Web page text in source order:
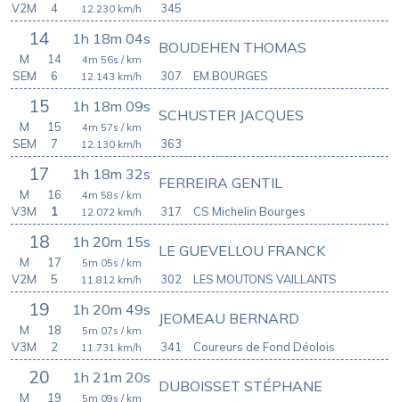
345
12.230 km/h
V2M
4
14 1h 18m 04s
307
BOUDEHEN THOMAS
4m 56s / km
12.143 km/h
M
14
SEM
6 EM.BOURGES
15 1h 18m 09s
363
SCHUSTER JACQUES
4m 57s / km
12.130 km/h
M
15
SEM
7
17 1h 18m 32s
317
FERREIRA GENTIL
4m 58s / km
12.072 km/h
M
16
V3M
1 CS Michelin Bourges
18 1h 20m 15s
302
LE GUEVELLOU FRANCK
5m 05s / km
11.812 km/h
M
17
V2M
5 LES MOUTONS VAILLANTS
19 1h 20m 49s
341
JEOMEAU BERNARD
5m 07s / km
11.731 km/h
M
18
V3M
2 Coureurs de Fond Déolois
20 1h 21m 20s DUBOISSET STÉPHANE
5m 09s / km
M 19